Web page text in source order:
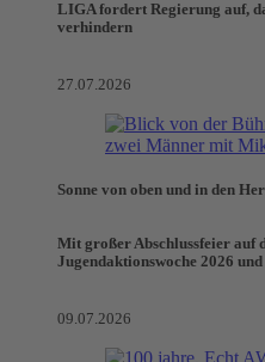
LIGA fordert Regierung auf,
verhindern
27.07.2026
Sonne von oben und in den
Mit großer Abschlussfeier auf
Jugendaktionswoche 2026
09.07.2026